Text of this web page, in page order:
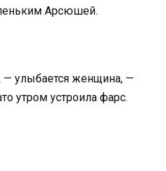
Арсюшей.
улыбается женщина, —
утром устроила фарс.